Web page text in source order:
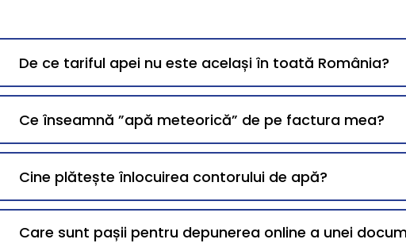
De ce tariful apei nu este același în toată România?
Ce înseamnă ”apă meteorică” de pe factura mea?
Cine plătește înlocuirea contorului de apă?
Care sunt pașii pentru depunerea online a unei